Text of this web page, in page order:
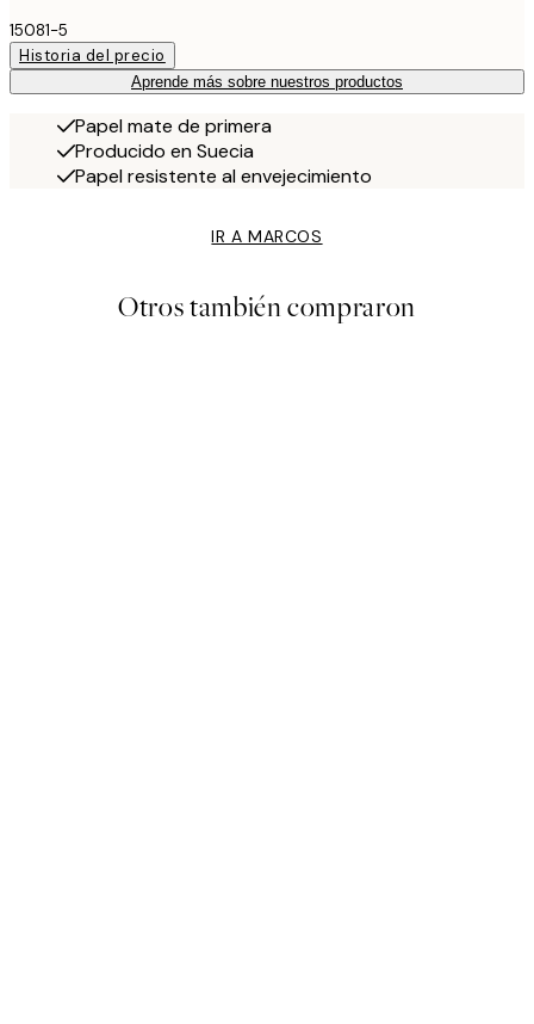
15081-5
Historia del precio
Aprende más sobre nuestros productos
Papel mate de primera
Producido en Suecia
Papel resistente al envejecimiento
IR A MARCOS
Otros también compraron